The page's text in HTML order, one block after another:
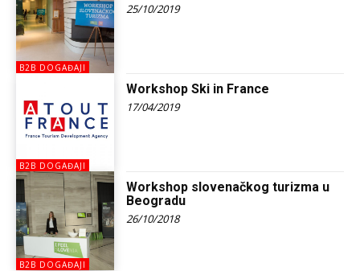
B2B DOGAĐAJI
25/10/2019
B2B DOGAĐAJI
Workshop Ski in France
17/04/2019
B2B DOGAĐAJI
Workshop slovenačkog turizma u
Beogradu
26/10/2018